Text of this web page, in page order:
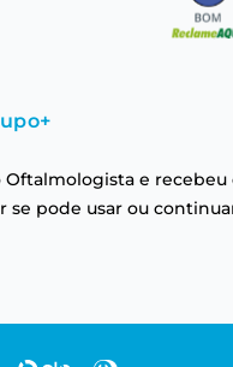
+
e
se pode usar ou